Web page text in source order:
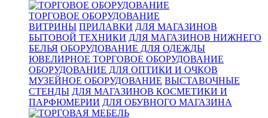
ТОРГОВОЕ ОБОРУДОВАНИЕ
ВИТРИНЫ ПРИЛАВКИ ДЛЯ МАГАЗИНОВ
БЫТОВОЙ ТЕХНИКИ ДЛЯ МАГАЗИНОВ НИЖНЕГО
БЕЛЬЯ ОБОРУДОВАНИЕ ДЛЯ ОДЕЖДЫ
ЮВЕЛИРНОЕ ТОРГОВОЕ ОБОРУДОВАНИЕ
ОБОРУДОВАНИЕ ДЛЯ ОПТИКИ И ОЧКОВ
МУЗЕЙНОЕ ОБОРУДОВАНИЕ ВЫСТАВОЧНЫЕ
СТЕНДЫ ДЛЯ МАГАЗИНОВ КОСМЕТИКИ И
ПАРФЮМЕРИИ ДЛЯ ОБУВНОГО МАГАЗИНА